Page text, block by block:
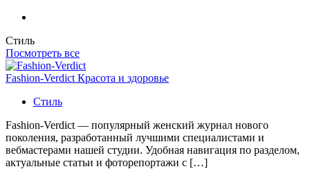
Стиль
Посмотреть все
Fashion-Verdict Красота и здоровье
Стиль
Fashion-Verdict — популярный женский журнал нового
поколения, разработанный лучшими специалистами и
вебмастерами нашей студии. Удобная навигация по разделом,
актуальные статьи и фоторепортажи с […]